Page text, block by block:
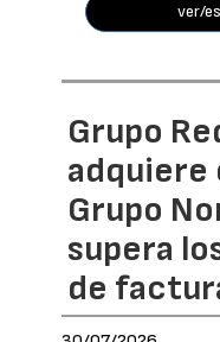
ver/
Grupo
adquiere
Grupo
supera
de